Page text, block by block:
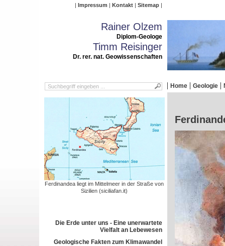
Impressum Kontakt Sitemap
Rainer Olzem
Diplom-Geologe
Timm Reisinger
Dr. rer. nat. Geowissenschaften
Home Geologie
Ferdinandea liegt im Mittelmeer in der Straße von
Sizilien (siciliafan.it)
Die Erde unter uns - Eine unerwartete
Vielfalt an Lebewesen
Geologische Fakten zum Klimawandel